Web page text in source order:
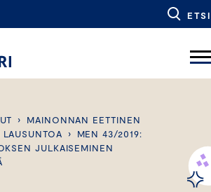
ETSI
›
MAINONNAN EETTINEN
LAUSUNTOA ›
MEN 43/2019:
JULKAISEMINEN